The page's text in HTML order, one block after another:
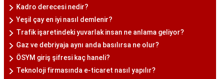
Kadro derecesi nedir?
Yeşil çay en iyi nasıl demlenir?
Trafik işaretindeki yuvarlak insan ne anlama geliyor?
Gaz ve debriyaja aynı anda basılırsa ne olur?
ÖSYM giriş şifresi kaç haneli?
Teknoloji firmasında e-ticaret nasıl yapılır?